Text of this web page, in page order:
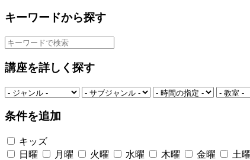
キーワードから探す
講座を詳しく探す
条件を追加
キッズ
日曜
月曜 火曜 水曜 木曜 金曜 土曜